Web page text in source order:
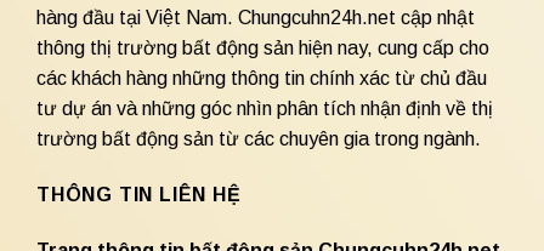
hàng đầu tại Việt Nam. Chungcuhn24h.net cập nhật
thông thị trường bất động sản hiện nay, cung cấp cho
các khách hàng những thông tin chính xác từ chủ đầu
tư dự án và những góc nhìn phân tích nhận định về thị
trường bất động sản từ các chuyên gia trong ngành.
THÔNG TIN LIÊN HỆ